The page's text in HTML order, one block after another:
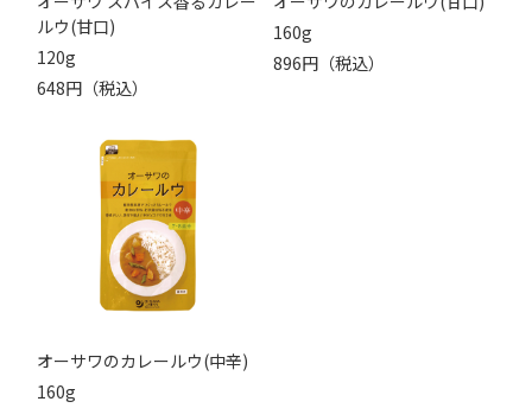
ルウ(甘口)
120g
648円（税込）
160g
896円（税込）
オーサワのカレールウ(中辛)
160g